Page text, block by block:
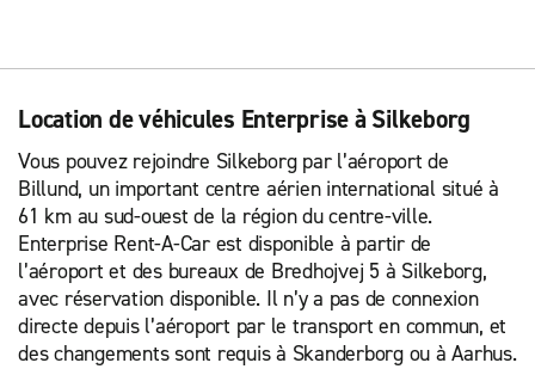
Location de véhicules Enterprise à Silkeborg
Vous pouvez rejoindre Silkeborg par l’aéroport de
Billund, un important centre aérien international situé à
61 km au sud-ouest de la région du centre-ville.
Enterprise Rent-A-Car est disponible à partir de
l’aéroport et des bureaux de Bredhojvej 5 à Silkeborg,
avec réservation disponible. Il n’y a pas de connexion
directe depuis l’aéroport par le transport en commun, et
des changements sont requis à Skanderborg ou à Aarhus.